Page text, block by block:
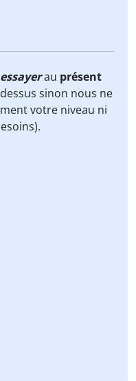
essayerau présent
sinon nous ne
votre niveau ni